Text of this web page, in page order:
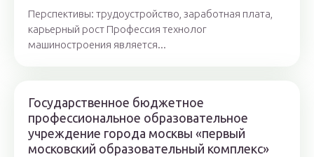
Перспективы: трудоустройство, заработная плата,
карьерный рост Профессия технолог
машиностроения является...
Государственное бюджетное
профессиональное образовательное
учреждение города москвы «первый
московский образовательный комплекс»